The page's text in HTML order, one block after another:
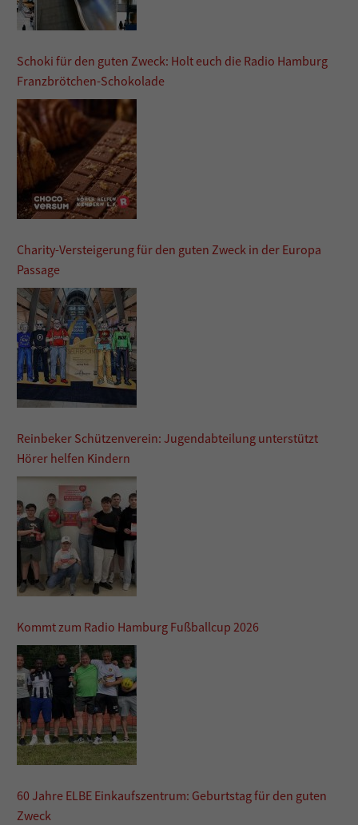
Schoki für den guten Zweck: Holt euch die Radio Hamburg
Franzbrötchen-Schokolade
Charity-Versteigerung für den guten Zweck in der Europa
Passage
Reinbeker Schützenverein: Jugendabteilung unterstützt
Hörer helfen Kindern
Kommt zum Radio Hamburg Fußballcup 2026
60 Jahre ELBE Einkaufszentrum: Geburtstag für den guten
Zweck